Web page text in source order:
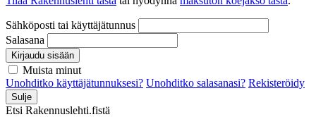
Sähköposti tai käyttäjätunnus
Salasana
Kirjaudu sisään
Muista minut
Unohditko käyttäjätunnuksesi? Unohditko salasanasi? Rekisteröidy
Sulje
Etsi Rakennuslehti.fistä